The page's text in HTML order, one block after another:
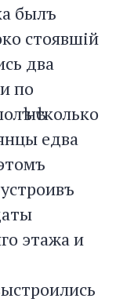
былъ
стоявшій
два
по
нѣсколько
едва
этажа и